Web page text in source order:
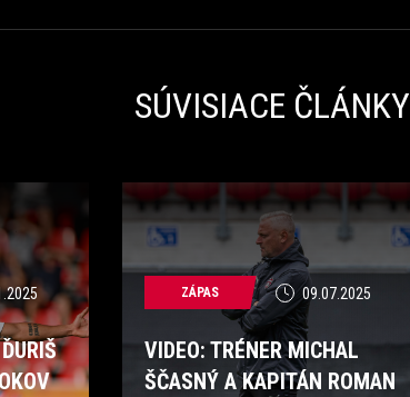
SÚVISIACE ČLÁNKY
ZÁPAS 09.07.2025
VIDEO: TRÉNER MICHAL
ŠČASNÝ A KAPITÁN ROMAN